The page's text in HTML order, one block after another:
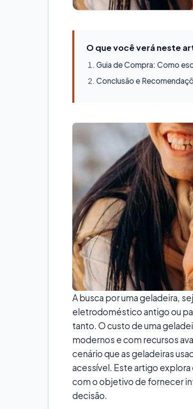
O que você verá neste
Guia de Compra: Como
Conclusão e
A busca por uma geladeira,
eletrodoméstico antigo ou
tanto. O custo de uma
modernos e com recursos
cenário que as geladeiras
acessível. Este artigo explora
com o objetivo de fornecer
decisão.